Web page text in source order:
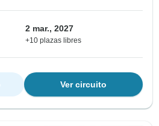
2 mar., 2027
+10 plazas libres
Ver circuito